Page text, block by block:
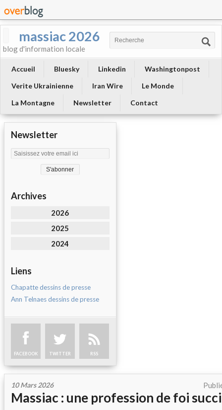
massiac 2026
blog d'information locale
Accueil Bluesky Linkedin
Washingtonpost
Verite Ukrainienne
Iran Wire
Le Monde
La Montagne
Newsletter Contact
Newsletter
Archives
2026
2025
2024
Liens
Chapatte dessins de presse
Ann Telnaes dessins de presse
FACEBOOK TWITTER RSS
10 Mars 2026
Massiac : une profession de foi